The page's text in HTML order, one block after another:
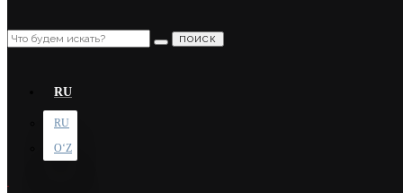
ПОИСК
RU
RU
OʻZ